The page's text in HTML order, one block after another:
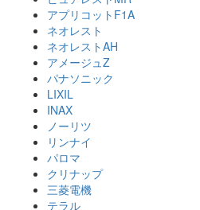
アプリコットF1A
ネオレスト
ネオレストAH
アメージュZ
パナソニック
LIXIL
INAX
ノーリツ
リンナイ
パロマ
クリナップ
三菱電機
テラル